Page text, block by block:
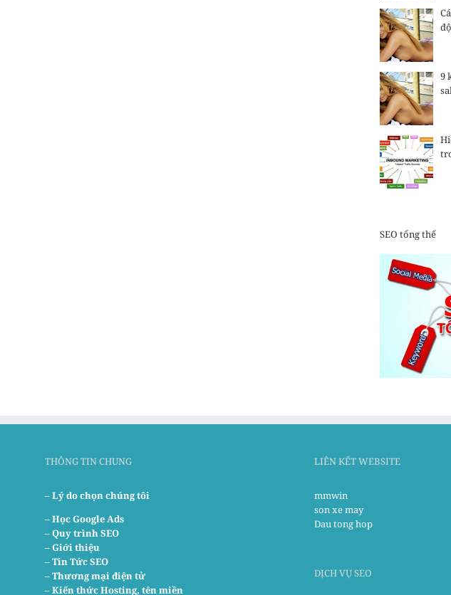
9
SEO tổng thể
THÔNG TIN CHUNG
– Lý do chọn chúng tôi
–Học Google Ads
– Quy trình SEO
– Giới thiệu
– Tin Tức SEO
– Thương mại điện tử
– Kiến thức Hosting, tên miền
LIÊN KẾT WEBSITE
mmwin
son xe may
Dau tong hop
DỊCH VỤ SEO